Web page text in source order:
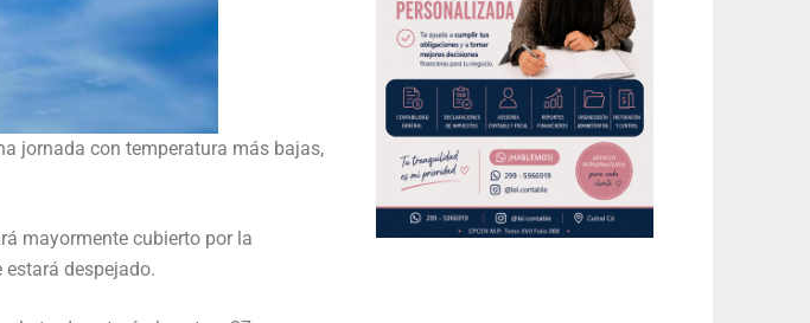
jornada con temperatura más bajas,
mayormente cubierto por la
despejado.